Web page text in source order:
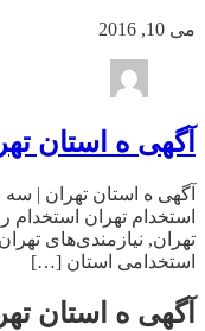
می 10, 2016
آگهی ه استان تهران |
آگهی ه استان تهران | سه شنبه ۲۱
استخدام تهران استخدام
تهران, نیازمندی‌های
استخدامی استان […]
آگهی ه استان تهران |